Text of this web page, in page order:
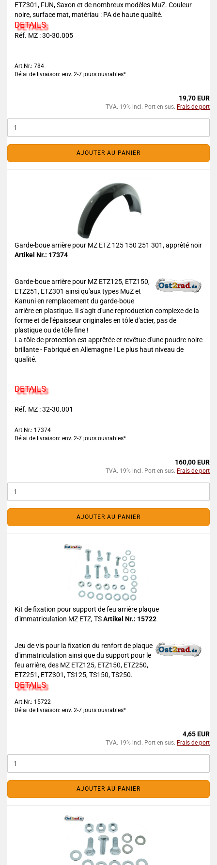
ETZ301, FUN, Saxon et de nombreux modèles MuZ. Couleur
noire, surface mat, matériau : PA de haute qualité.
DETAILS
Réf. MZ : 30-30.005
Art.Nr.: 784
Délai de livraison: env. 2-7 jours ouvrables*
19,70 EUR
TVA. 19% incl. Port en sus. Frais de port
AJOUTER AU PANIER
Garde-boue arrière pour MZ ETZ 125 150 251 301, apprêté noir
Artikel Nr.: 17374
Garde-boue arrière pour MZ ETZ125, ETZ150,
ETZ251, ETZ301 ainsi qu'aux types MuZ et
Kanuni en remplacement du garde-boue
arrière en plastique. Il s'agit d'une reproduction complexe de la
forme et de l'épaisseur originales en tôle d'acier, pas de
plastique ou de tôle fine !
La tôle de protection est apprêtée et revêtue d'une poudre noire
brillante - Fabriqué en Allemagne ! Le plus haut niveau de
qualité.
DETAILS
Réf. MZ : 32-30.001
Art.Nr.: 17374
Délai de livraison: env. 2-7 jours ouvrables*
160,00 EUR
TVA. 19% incl. Port en sus. Frais de port
AJOUTER AU PANIER
Kit de fixation pour support de feu arrière plaque
d'immatriculation MZ ETZ, TSArtikel Nr.: 15722
Jeu de vis pour la fixation du renfort de plaque
d'immatriculation ainsi que du support pour le
feu arrière, des MZ ETZ125, ETZ150, ETZ250,
ETZ251, ETZ301, TS125, TS150, TS250.
DETAILS
Art.Nr.: 15722
Délai de livraison: env. 2-7 jours ouvrables*
4,65 EUR
TVA. 19% incl. Port en sus. Frais de port
AJOUTER AU PANIER